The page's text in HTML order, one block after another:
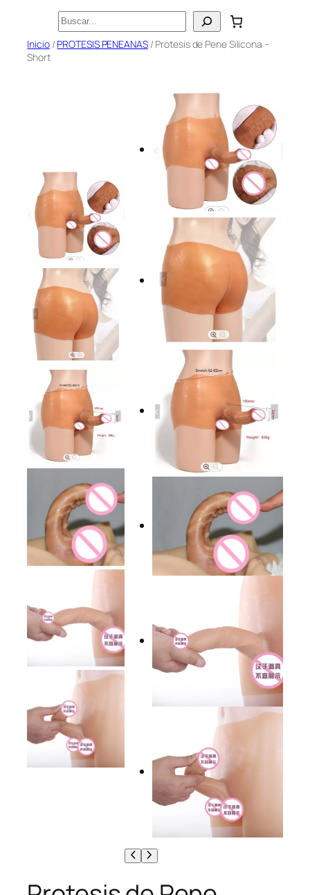
contenido
Buscar
Inicio/PROTESIS PENEANAS/ Protesis de Pene Silicona –
Short